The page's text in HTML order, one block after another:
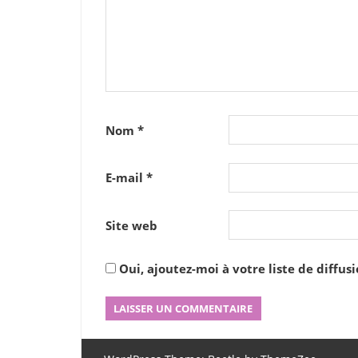
Nom *
E-mail *
Site web
Oui, ajoutez-moi à votre liste de